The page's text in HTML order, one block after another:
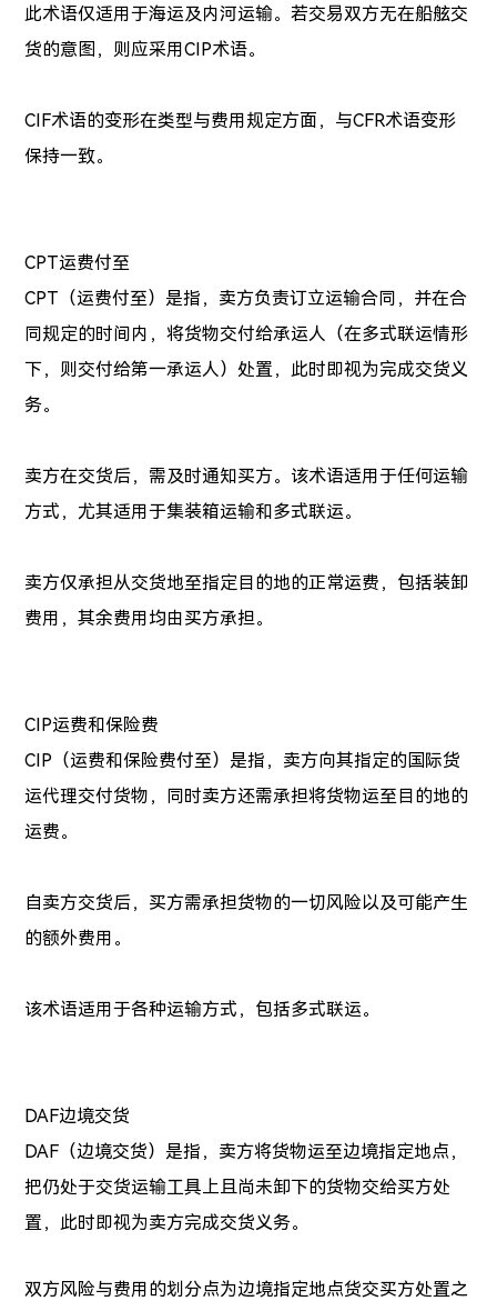
此术语仅适用于海运及内河运输。若交易双方无在船舷交
货的意图，则应采用CIP术语。
CIF术语的变形在类型与费用规定方面，与CFR术语变形
保持一致。
CPT运费付至
CPT（运费付至）是指，卖方负责订立运输合同，并在合
同规定的时间内，将货物交付给承运人（在多式联运情形
下，则交付给第一承运人）处置，此时即视为完成交货义
务。
卖方在交货后，需及时通知买方。该术语适用于任何运输
方式，尤其适用于集装箱运输和多式联运。
卖方仅承担从交货地至指定目的地的正常运费，包括装卸
费用，其余费用均由买方承担。
CIP运费和保险费
CIP（运费和保险费付至）是指，卖方向其指定的国际货
运代理交付货物，同时卖方还需承担将货物运至目的地的
运费。
自卖方交货后，买方需承担货物的一切风险以及可能产生
的额外费用。
该术语适用于各种运输方式，包括多式联运。
DAF边境交货
DAF（边境交货）是指，卖方将货物运至边境指定地点，
把仍处于交货运输工具上且尚未卸下的货物交给买方处
置，此时即视为卖方完成交货义务。
双方风险与费用的划分点为边境指定地点货交买方处置之